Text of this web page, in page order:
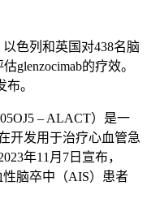
色列和英国对438名脑
估glenzocimab的疗效。
。
– ALACT）是一
开发用于治疗心血管急
年11 月 7 日宣布，
脑卒中（AIS）患者